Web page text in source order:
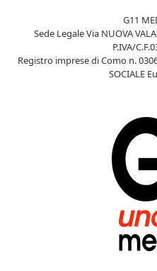
G11
Sede Legale Via NUOVA
P.IVA/
Registro imprese di Como n.
SOCIALE